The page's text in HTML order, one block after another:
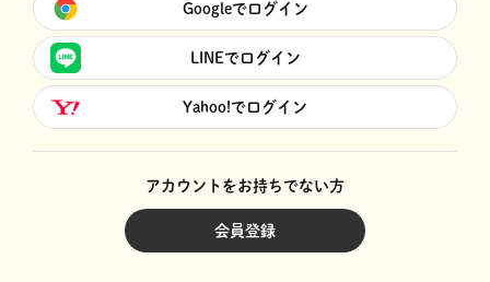
Googleでログイン
LINEでログイン
Yahoo!でログイン
アカウントをお持ちでない方
会員登録